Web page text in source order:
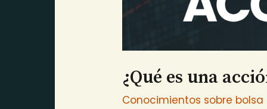
¿Qué es una
Conocimientos sobre bolsa